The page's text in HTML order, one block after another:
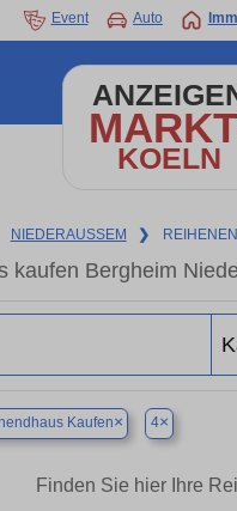
Event Auto
KOELN
NIEDERAUSSEM ❯
kaufen Bergheim
Kaufen× 4×
Finden Sie hier Ihre